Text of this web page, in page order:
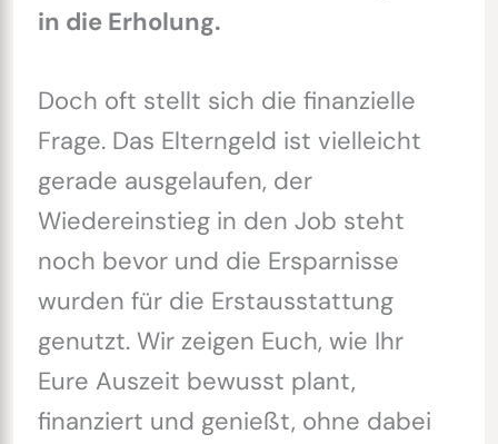
in die Erholung.
Doch oft stellt sich die finanzielle
Frage. Das Elterngeld ist vielleicht
gerade ausgelaufen, der
Wiedereinstieg in den Job steht
noch bevor und die Ersparnisse
wurden für die Erstausstattung
genutzt. Wir zeigen Euch, wie Ihr
Eure Auszeit bewusst plant,
finanziert und genießt, ohne dabei